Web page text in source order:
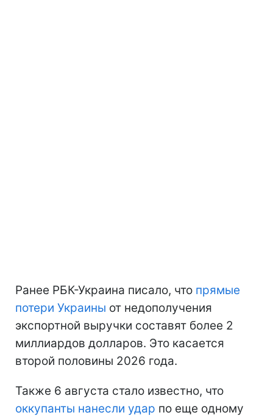
Ранее РБК-Украина писало, что прямые
потери Украины от недополучения
экспортной выручки составят более 2
миллиардов долларов. Это касается
второй половины 2026 года.
Также 6 августа стало известно, что
оккупанты нанесли удар по еще одному